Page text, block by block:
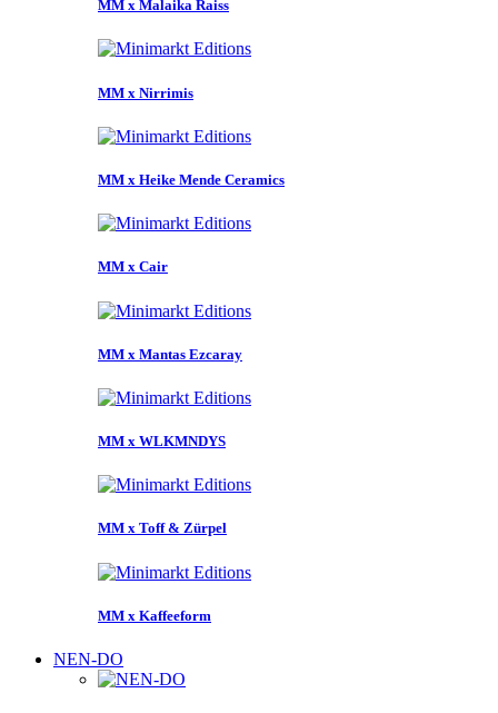
MM x Malaika Raiss
MM x Nirrimis
MM x Heike Mende Ceramics
MM x Cair
MM x Mantas Ezcaray
MM x WLKMNDYS
MM x Toff & Zürpel
MM x Kaffeeform
NEN-DO